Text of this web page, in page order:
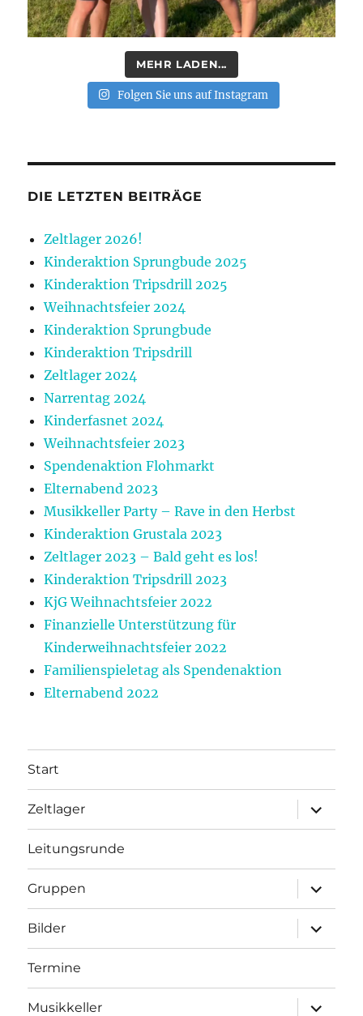
MEHR LADEN...
Folgen Sie uns auf Instagram
DIE LETZTEN BEITRÄGE
Zeltlager 2026!
Kinderaktion Sprungbude 2025
Kinderaktion Tripsdrill 2025
Weihnachtsfeier 2024
Kinderaktion Sprungbude
Kinderaktion Tripsdrill
Zeltlager 2024
Narrentag 2024
Kinderfasnet 2024
Weihnachtsfeier 2023
Spendenaktion Flohmarkt
Elternabend 2023
Musikkeller Party – Rave in den Herbst
Kinderaktion Grustala 2023
Zeltlager 2023 – Bald geht es los!
Kinderaktion Tripsdrill 2023
KjG Weihnachtsfeier 2022
Finanzielle Unterstützung für
Kinderweihnachtsfeier 2022
Familienspieletag als Spendenaktion
Elternabend 2022
Start
Zeltlager
anzeigen
Leitungsrunde
Gruppen
anzeigen
Bilder
anzeigen
Termine
Musikkeller